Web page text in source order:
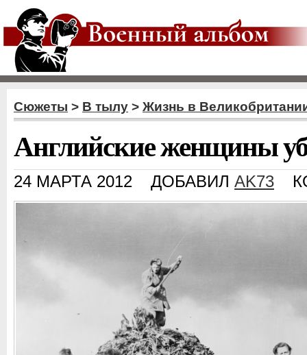
Сюжеты > В тылу > Жизнь в
Английские женщины
24 МАРТА 2012 ДОБАВИЛ AK73